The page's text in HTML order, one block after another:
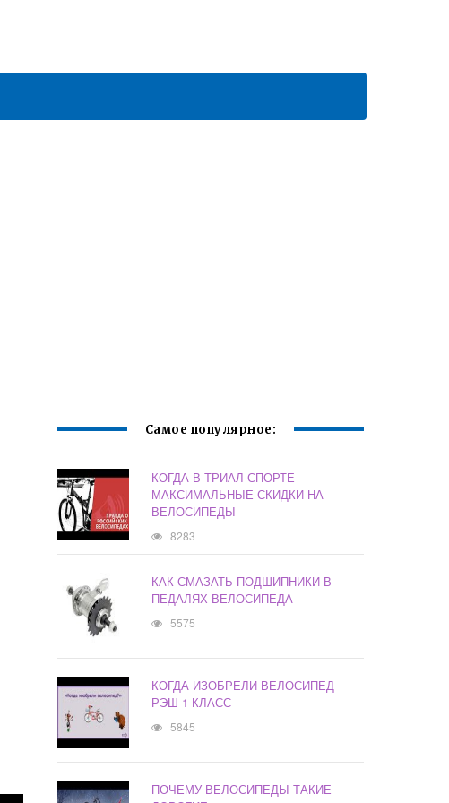
Самое популярное:
КОГДА В ТРИАЛ СПОРТЕ
МАКСИМАЛЬНЫЕ СКИДКИ НА
ВЕЛОСИПЕДЫ
8283
КАК СМАЗАТЬ ПОДШИПНИКИ В
ПЕДАЛЯХ ВЕЛОСИПЕДА
5575
КОГДА ИЗОБРЕЛИ ВЕЛОСИПЕД
РЭШ 1 КЛАСС
5845
ПОЧЕМУ ВЕЛОСИПЕДЫ ТАКИЕ